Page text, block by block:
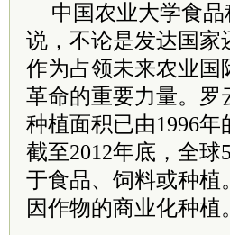
中国农业大学食
说，不论是发达国家
作为占领未来农业国
革命的重要力量。罗
种植面积已由1996年
截至2012年底，全
于食品、饲料或种植
因作物的商业化种植。